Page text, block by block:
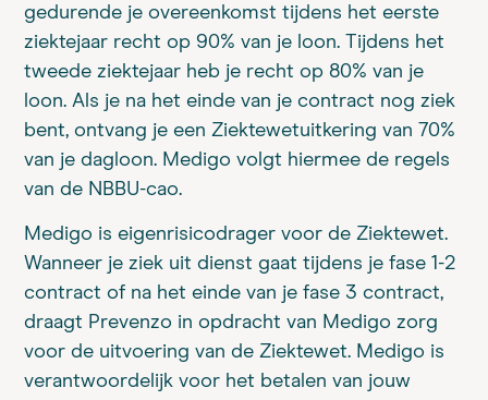
gedurende je overeenkomst tijdens het eerste
ziektejaar recht op 90% van je loon. Tijdens het
tweede ziektejaar heb je recht op 80% van je
loon. Als je na het einde van je contract nog ziek
bent, ontvang je een Ziektewetuitkering van 70%
van je dagloon. Medigo volgt hiermee de regels
van de NBBU-cao.
Medigo is eigenrisicodrager voor de Ziektewet.
Wanneer je ziek uit dienst gaat tijdens je fase 1-2
contract of na het einde van je fase 3 contract,
draagt Prevenzo in opdracht van Medigo zorg
voor de uitvoering van de Ziektewet. Medigo is
verantwoordelijk voor het betalen van jouw